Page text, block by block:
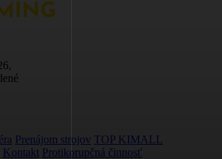
Prenájom strojov TOP KIMALL
Kontakt Protikorupčná činnosť